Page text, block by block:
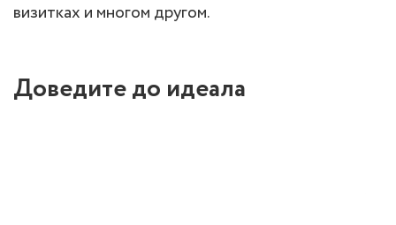
визитках и многом другом.
Доведите до идеала